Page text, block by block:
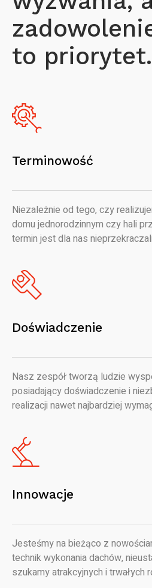
to priorytet.
Terminowość
Niezależnie od tego, czy
domu jednorodzinnym czy hali
termin jest dla nas
Doświadczenie
Nasz zespół tworzą ludzie
posiadający doświadczenie i
realizacji nawet najbardziej
Innowacje
Jesteśmy na bieżąco z
technik wykonania dachów,
szukamy atrakcyjnych i trwałych